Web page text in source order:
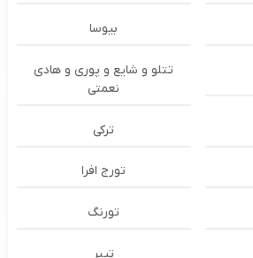
بیوسا
تتلو و شایع و پوری و هادی
نعمتی
ترکی
تورج افرا
تورنگ
تیبر